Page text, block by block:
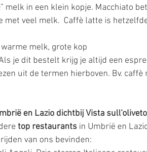
melk in een klein kopje. Macchiato
veel melk.  Caffè latte is
melk, grote kop
je dit bestelt krijg je altijd een
uit de termen hierboven. Bv. caffè
en Lazio dichtbij Vista sull'oliveto
top restaurants in Umbrië en
van ons bevinden: